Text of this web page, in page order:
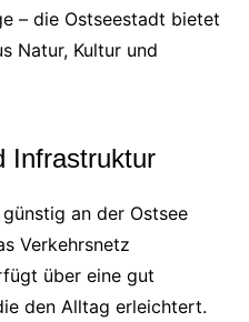
– die Ostseestadt bietet
Natur, Kultur und
Infrastruktur
an der Ostsee
Verkehrsnetz
über eine gut
den Alltag erleichtert.